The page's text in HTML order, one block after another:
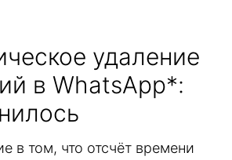
удаление
в WhatsApp*:
в том, что отсчёт времени